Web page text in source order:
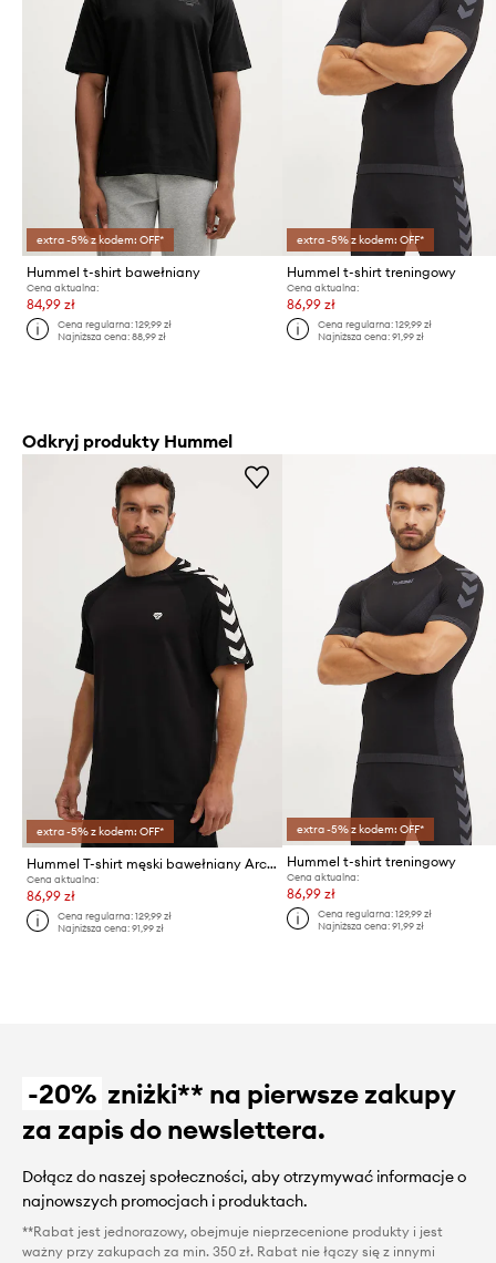
extra -5% z kodem: OFF*
Hummel t-shirt bawełniany
Cena aktualna:
84,99 zł
Cena regularna:129,99 zł
Najniższa cena:88,99 zł
extra -5% z kodem: OFF*
Hummel t-shirt treningowy
Cena aktualna:
86,99 zł
Cena regularna: 129,99 zł
Najniższa cena: 91,99 zł
Odkryj produkty Hummel
extra -5% z kodem: OFF*
Hummel T-shirt męski bawełniany Archive Loose
Cena aktualna:
86,99 zł
Cena regularna:129,99 zł
Najniższa cena:91,99 zł
extra -5% z kodem: OFF*
Hummel t-shirt treningowy
Cena aktualna:
86,99 zł
Cena regularna: 129,99 zł
Najniższa cena: 91,99 zł
-20% zniżki** na pierwsze zakupy
za zapis do newslettera.
Dołącz do naszej społeczności, aby otrzymywać informacje o
najnowszych promocjach i produktach.
**Rabat jest jednorazowy, obejmuje nieprzecenione produkty i jest
ważny przy zakupach za min. 350 zł. Rabat nie łączy się z innymi